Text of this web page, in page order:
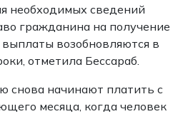
необходимых сведений
гражданина на получение
возобновляются в
отметила Бессараб.
снова начинают платить с
месяца, когда человек